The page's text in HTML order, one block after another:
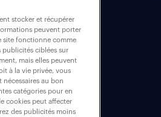
stocker et récupérer
peuvent porter
site fonctionne comme
publicités ciblées sur
mais elles peuvent
à la vie privée, vous
au bon
catégories pour en
cookies peut affecter
des publicités moins